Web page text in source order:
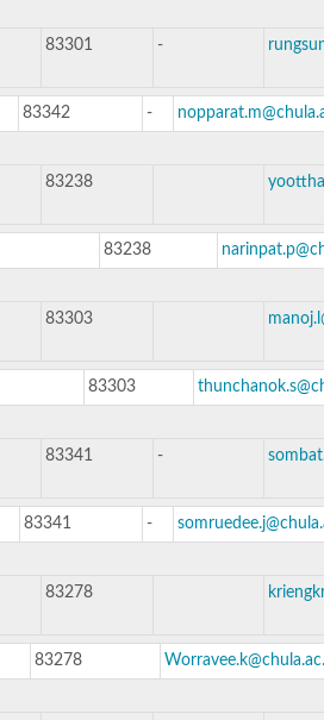
83301 -
83342 -
83238
83238
83303
83303
83341 -
83341 -
83278
83278